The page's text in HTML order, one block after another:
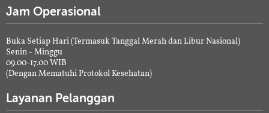
Jam Operasional
Buka Setiap Hari (Termasuk Tanggal Merah dan Libur Nasional)
Senin - Minggu
09.00-17.00 WIB
(Dengan Mematuhi Protokol Kesehatan)
Layanan Pelanggan